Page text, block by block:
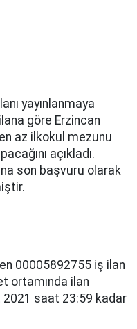
yayınlanmaya
göre Erzincan
az ilkokul mezunu
açıkladı.
son başvuru olarak
00005892755 iş ilan
ortamında ilan
saat 23:59 kadar